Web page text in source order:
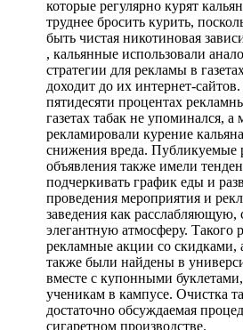
которые регулярно курят
труднее бросить курить,
быть чистая никотиновая
, кальянные использовали
стратегии для рекламы в
доходит до их интернет-
пятидесяти процентах
газетах табак не упоминался, а
рекламировали курение
снижения вреда. Публикуемые
объявления также имели
подчеркивать график еды и
проведения мероприятия и
заведения как расслабляющую,
элегантную атмосферу. Такого
рекламные акции со скидками,
также были найдены в
вместе с купонными
ученикам в кампусе. Очистка
достаточно обсуждаемая
сигаретном производстве.